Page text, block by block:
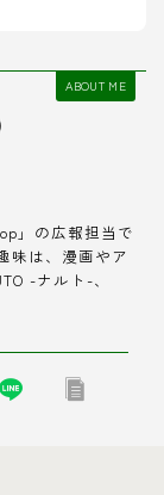
ABOUT ME
」の広報担当で
味は、漫画やア
-ナルト-、